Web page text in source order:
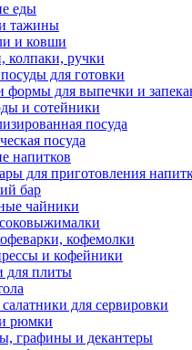
еды
тажины
и ковши
ручки
для готовки
формы для выпечки и
и сотейники
посуда
посуда
напитков
для приготовления
бар
чайники
кофемолки
и кофейники
для плиты
для сервировки
рюмки
графины и декантеры